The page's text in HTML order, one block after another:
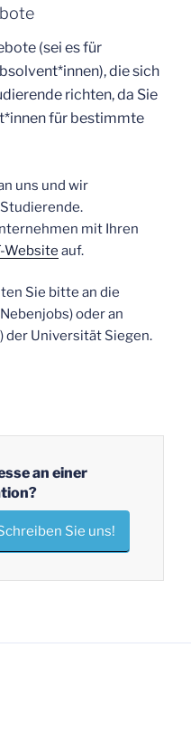
(sei es für
die sich
richten, da Sie
für bestimmte
uns und wir
mit Ihren
Website auf.
Sie bitte an die
oder an
der Universität Siegen.
an einer
Sie uns!